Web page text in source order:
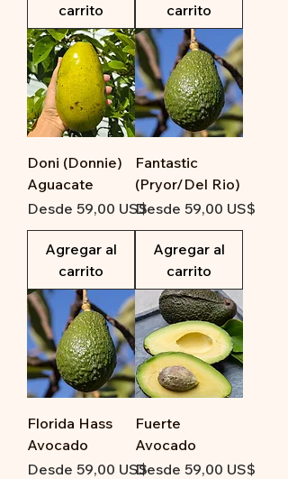
carrito
carrito
Doni (Donnie)
Aguacate
Desde 59,00 US$
Precio de oferta
Agregar al
carrito
Fantastic
(Pryor/Del Rio)
Desde 59,00 US$
Precio de oferta
Agregar al
carrito
Florida Hass
Avocado
Desde 59,00 US$
Precio de oferta
Fuerte
Avocado
Desde 59,00 US$
Precio de oferta